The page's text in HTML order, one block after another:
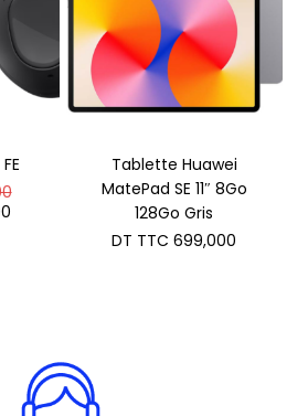
Le
Le
Tablette Huawei
MatePad SE 11″ 8Go
128Go Gris
DT TTC 699,000